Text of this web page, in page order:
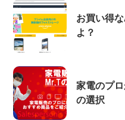
お買い得
よ？
家電のプ
の選択